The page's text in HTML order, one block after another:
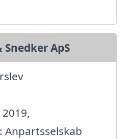
ApS
Anpartsselskab